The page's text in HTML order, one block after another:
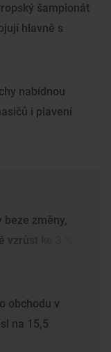
šampionát
hlavně s
nabídnou
i plavení
beze změny,
ke 3 %
obchodu v
na 15,5